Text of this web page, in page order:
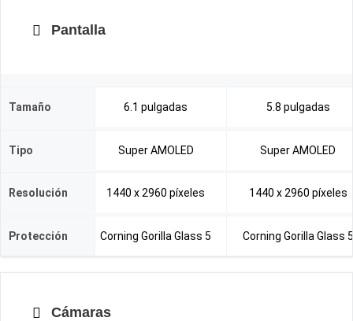
Pantalla
Tamaño 6.1 pulgadas 5.8 pulgadas
Tipo Super AMOLED Super AMOLED
Resolución 1440 x 2960 píxeles 1440 x 2960 píxeles
Protección Corning Gorilla Glass 5 Corning Gorilla Glass 5
Cámaras